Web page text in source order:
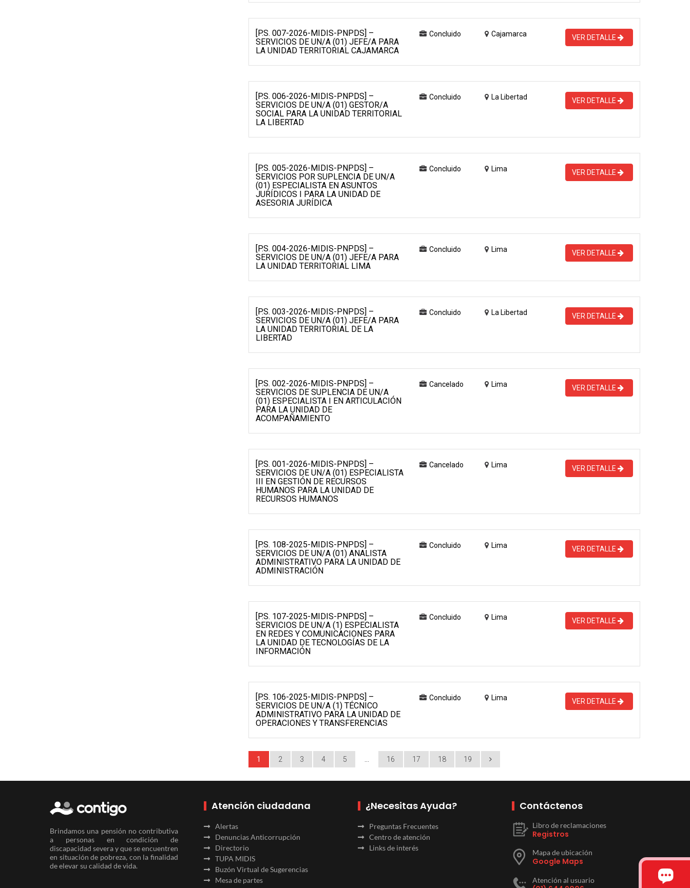
[P.S. 007-2026-MIDIS-PNPDS] –
SERVICIOS DE UN/A (01) JEFE/A PARA
LA UNIDAD TERRITORIAL CAJAMARCA
Concluido Cajamarca VER DETALLE
[P.S. 006-2026-MIDIS-PNPDS] –
SERVICIOS DE UN/A (01) GESTOR/A
SOCIAL PARA LA UNIDAD TERRITORIAL
LA LIBERTAD
Concluido La Libertad VER DETALLE
[P.S. 005-2026-MIDIS-PNPDS] –
SERVICIOS POR SUPLENCIA DE UN/A
(01) ESPECIALISTA EN ASUNTOS
JURÍDICOS I PARA LA UNIDAD DE
ASESORIA JURÍDICA
Concluido Lima VER DETALLE
[P.S. 004-2026-MIDIS-PNPDS] –
SERVICIOS DE UN/A (01) JEFE/A PARA
LA UNIDAD TERRITORIAL LIMA
Concluido Lima VER DETALLE
[P.S. 003-2026-MIDIS-PNPDS] –
SERVICIOS DE UN/A (01) JEFE/A PARA
LA UNIDAD TERRITORIAL DE LA
LIBERTAD
Concluido La Libertad VER DETALLE
[P.S. 002-2026-MIDIS-PNPDS] –
SERVICIOS DE SUPLENCIA DE UN/A
(01) ESPECIALISTA I EN ARTICULACIÓN
PARA LA UNIDAD DE
ACOMPAÑAMIENTO
Cancelado Lima VER DETALLE
[P.S. 001-2026-MIDIS-PNPDS] –
SERVICIOS DE UN/A (01) ESPECIALISTA
III EN GESTIÓN DE RECURSOS
HUMANOS PARA LA UNIDAD DE
RECURSOS HUMANOS
Cancelado Lima VER DETALLE
[P.S. 108-2025-MIDIS-PNPDS] –
SERVICIOS DE UN/A (01) ANALISTA
ADMINISTRATIVO PARA LA UNIDAD DE
ADMINISTRACIÓN
Concluido Lima VER DETALLE
[P.S. 107-2025-MIDIS-PNPDS] –
SERVICIOS DE UN/A (1) ESPECIALISTA
EN REDES Y COMUNICACIONES PARA
LA UNIDAD DE TECNOLOGÍAS DE LA
INFORMACIÓN
Concluido Lima VER DETALLE
[P.S. 106-2025-MIDIS-PNPDS] –
SERVICIOS DE UN/A (1) TÉCNICO
ADMINISTRATIVO PARA LA UNIDAD DE
OPERACIONES Y TRANSFERENCIAS
Concluido Lima VER DETALLE
1 2 3 4 5 16 17 18 19
Brindamos una pensión no contributiva
a personas en condición de
discapacidad severa y que se encuentren
en situación de pobreza, con la finalidad
de elevar su calidad de vida.
Atención ciudadana
Alertas
Denuncias Anticorrupción
Directorio
TUPA MIDIS
Buzón Virtual de Sugerencias
Mesa de partes
¿Necesitas Ayuda?
Preguntas Frecuentes
Centro de atención
Links de interés
Contáctenos
Libro de reclamaciones
Registros
Mapa de ubicación
Google Maps
Atención al usuario